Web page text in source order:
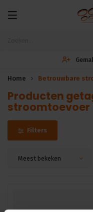
Home Betrouwbare
Producten
stroomtoevoer
Filters
Meest bekeken